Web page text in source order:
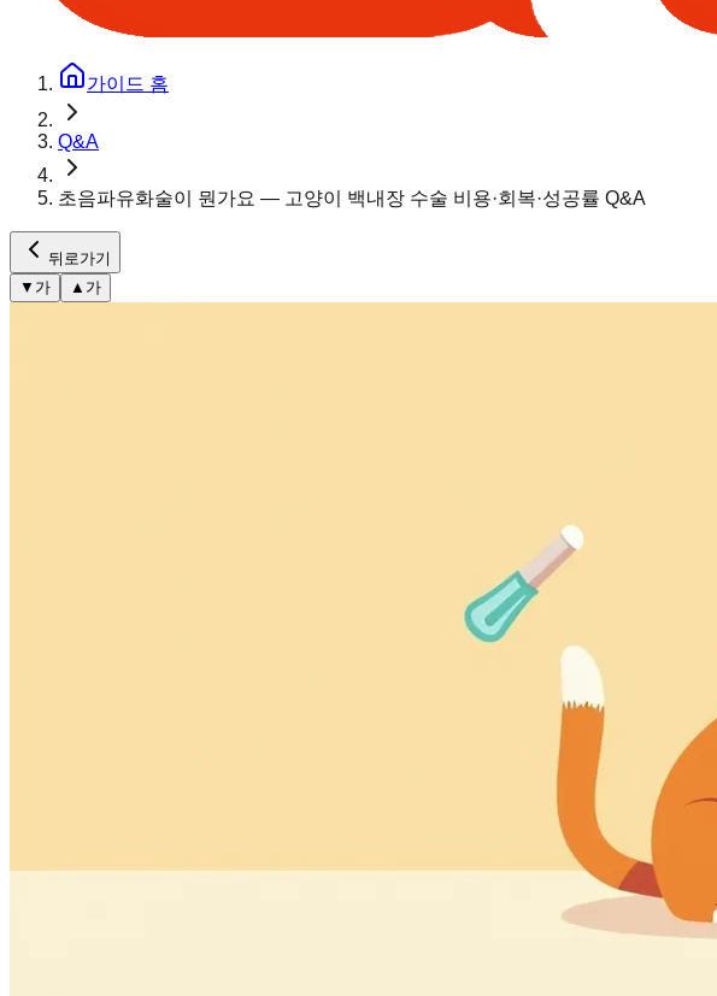
가이드 홈
Q&A
초음파유화술이 뭔가요 — 고양이 백내장 수술 비용·회복·성공률 Q&A
뒤로가기
▼ 가 ▲ 가